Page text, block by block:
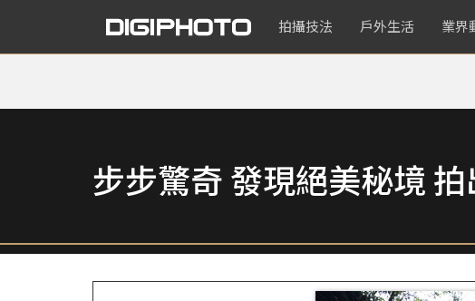
拍攝技法 戶外生活 業界
步步驚奇 發現絕美秘境